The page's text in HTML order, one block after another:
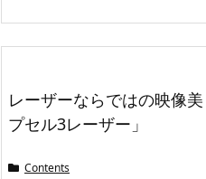
レーザーならではの映像
プセル3レーザー」
Contents